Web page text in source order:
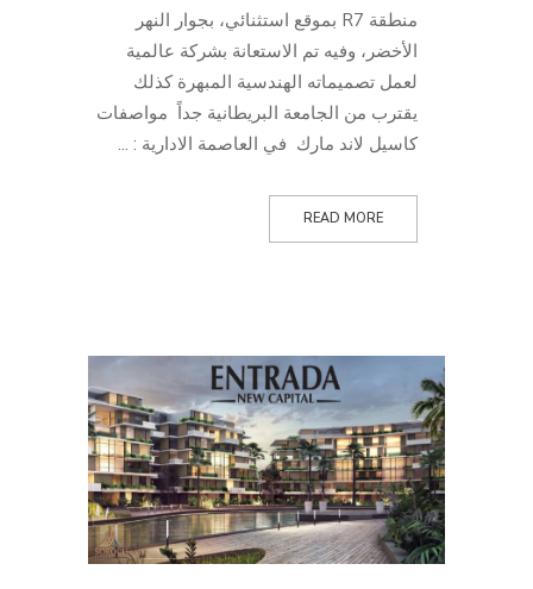
منطقة R7 بموقع استثنائي، بجوار النهر
الأخضر، وفيه تم الاستعانة بشركة عالمية
لعمل تصميماته الهندسية المبهرة كذلك
يقترب من الجامعة البريطانية جداً مواصفات
كاسيل لاند مارك في العاصمة الادارية : ...
READ MORE